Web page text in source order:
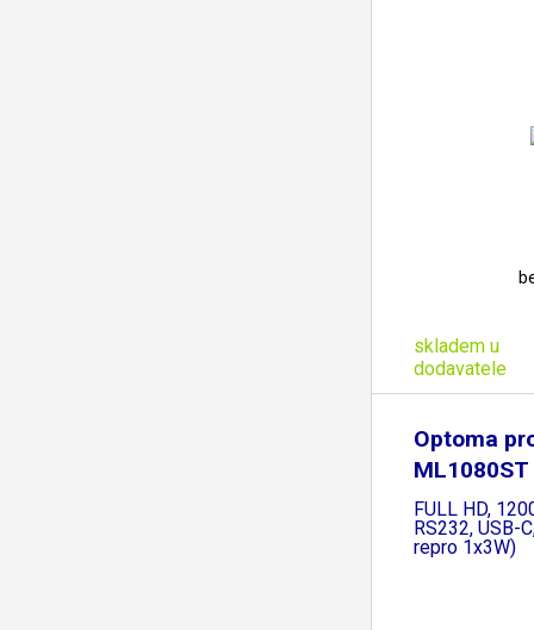
skladem u
dodavatele
Optoma
ML1080ST
FULL HD,
RS232, USB-
repro 1x3W)